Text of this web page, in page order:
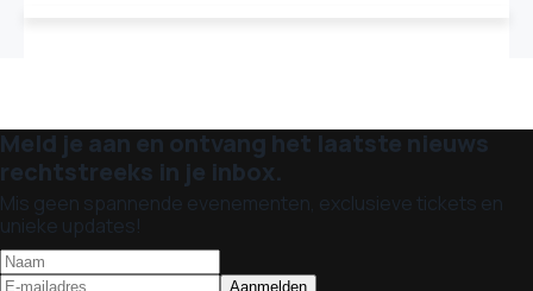
Meld je aan en ontvang het laatste nieuws
rechtstreeks in je inbox.
Mis geen spannende evenementen, exclusieve tickets en
unieke updates!